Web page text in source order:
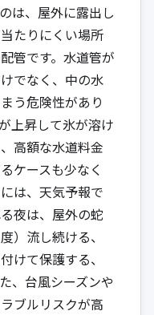
は、屋外に露出し
たりにくい場所
管です。水道管が
でなく、中の水
う危険性があり
上昇して氷が溶け
高額な水道料金
ケースも少なく
は、天気予報で
夜は、屋外の蛇
）流し続ける、
けて保護する、
、台風シーズンや
ブルリスクが高